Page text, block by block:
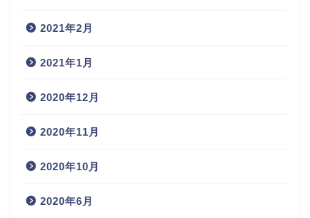
2021年2月
2021年1月
2020年12月
2020年11月
2020年10月
2020年6月